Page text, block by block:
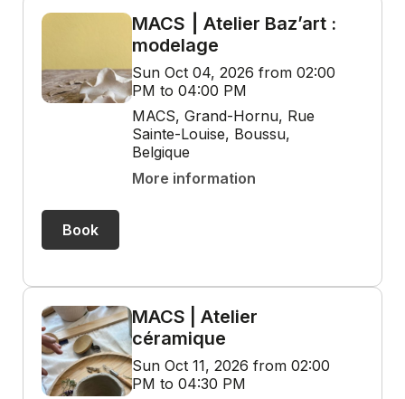
MACS ⎮ Atelier Baz’art :
modelage
Sun Oct 04, 2026 from 02:00
PM to 04:00 PM
MACS, Grand-Hornu, Rue
Sainte-Louise, Boussu,
Belgique
More information
Book
MACS | Atelier
céramique
Sun Oct 11, 2026 from 02:00
PM to 04:30 PM